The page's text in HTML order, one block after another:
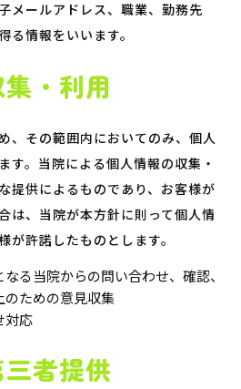
メールアドレス、職業、勤務先
る情報をいいます。
・利用
、その範囲内においてのみ、個人
す。当院による個人情報の収集・
提供によるものであり、お客様が
は、当院が本方針に則って個人情
が許諾したものとします。
る当院からの問い合わせ、確認、
のための意見収集
対応
者提供